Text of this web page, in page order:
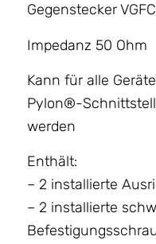
Gegenstecker
Impedanz 50 Ohm
Kann für alle
Pylon®-
werden
Enthält:
– 2 installierte
– 2 installierte